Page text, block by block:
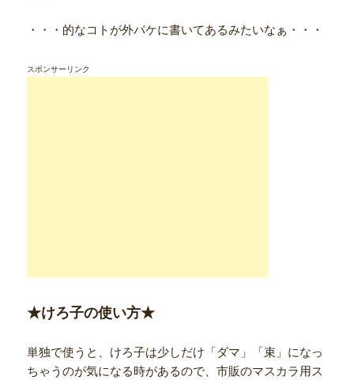
・・・的なコトが外パケに書いてあるみたいなぁ・・・
スポンサーリンク
★けろ子の使い方★
単独で使うと、けろ子は少しだけ「ダマ」「束」になっ
ちゃうのが気になる時があるので、市販のマスカラ用ス